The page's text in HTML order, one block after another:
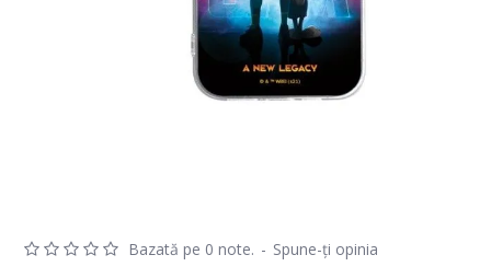
Bazată pe 0 note. - Spune-ţi opinia